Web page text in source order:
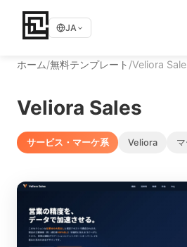
JA
ホーム/無料テンプレート /Veliora
Veliora Sales
サービス・マーケ系 Veliora